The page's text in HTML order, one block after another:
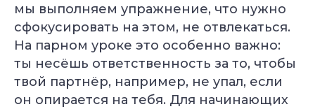
мы выполняем упражнение, что нужно
сфокусировать на этом, не отвлекаться.
На парном уроке это особенно важно:
ты несёшь ответственность за то, чтобы
твой партнёр, например, не упал, если
он опирается на тебя. Для начинающих